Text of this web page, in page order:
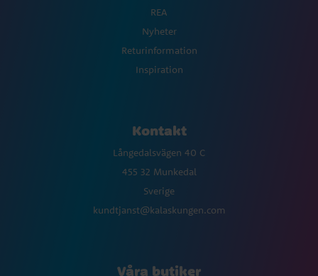
REA
Nyheter
Returinformation
Inspiration
Kontakt
Långedalsvägen 40 C
455 32 Munkedal
Sverige
kundtjanst@kalaskungen.com
Våra butiker